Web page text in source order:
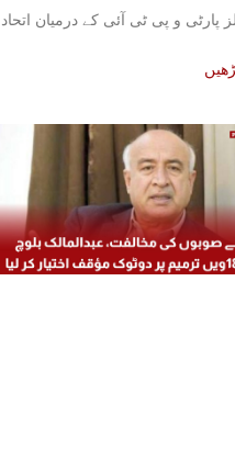
پارٹی و پی ٹی آئی کے درمیان اتحاد